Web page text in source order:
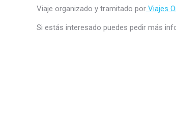
Viaje organizado y tramitado por Viajes
Si estás interesado puedes pedir más